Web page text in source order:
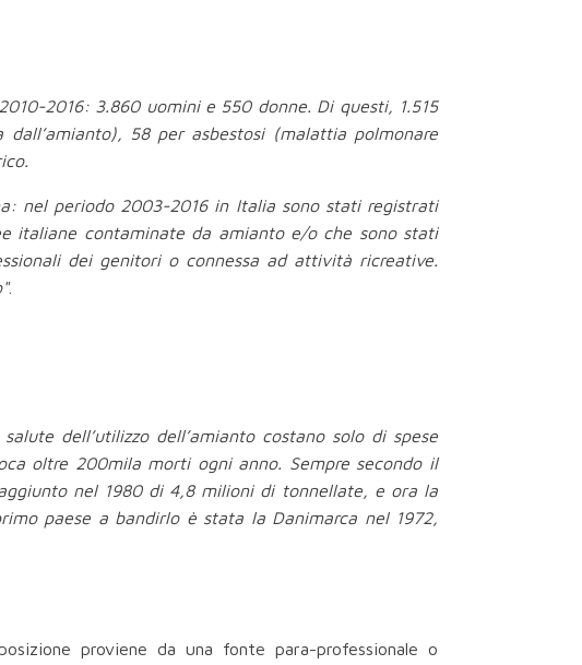
2016: 3.860 uomini e 550 donne. Di questi, 1.515
58 per asbestosi (malattia polmonare
nel periodo 2003-2016 in Italia sono stati registrati
italiane contaminate da amianto e/o che sono stati
dei genitori o connessa ad attività ricreative.
.
dell’utilizzo dell’amianto costano solo di spese
oltre 200mila morti ogni anno. Sempre secondo il
nel 1980 di 4,8 milioni di tonnellate, e ora la
paese a bandirlo è stata la Danimarca nel 1972,
proviene da una fonte para-professionale o